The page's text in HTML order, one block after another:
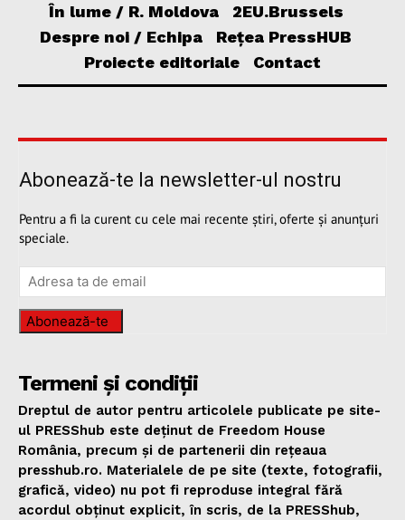
În lume / R. Moldova
2EU.Brussels
Despre noi / Echipa
Rețea PressHUB
Proiecte editoriale
Contact
Abonează-te la newsletter-ul nostru
Pentru a fi la curent cu cele mai recente știri, oferte și anunțuri
speciale.
Abonează-te
Termeni și condiții
Dreptul de autor pentru articolele publicate pe site-
ul PRESShub este deținut de Freedom House
România, precum și de partenerii din rețeaua
presshub.ro. Materialele de pe site (texte, fotografii,
grafică, video) nu pot fi reproduse integral fără
acordul obținut explicit, în scris, de la PRESShub,